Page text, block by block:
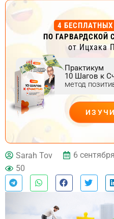
4
ПО ГАРВАРДСКОЙ
от Ицхака
Практикум
10 Шагов к
метод
ДЕЙСТВУЙ
Sarah Tov 6
50